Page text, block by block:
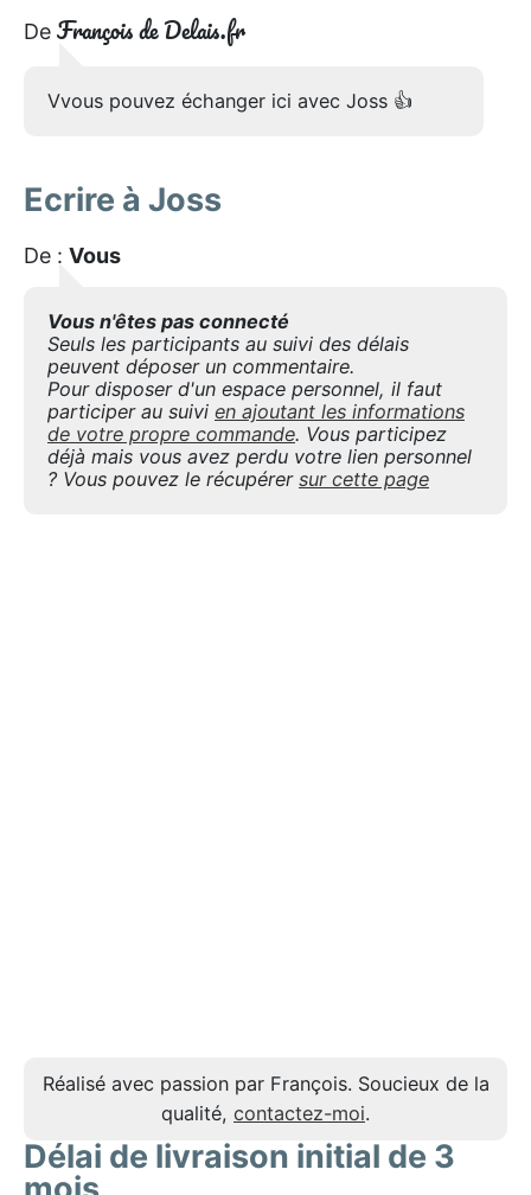
De François de Delais.fr
Vvous pouvez échanger ici avec Joss 👍
Ecrire à Joss
De : Vous
Vous n'êtes pas connecté
Seuls les participants au suivi des délais
peuvent déposer un commentaire.
Pour disposer d'un espace personnel, il faut
participer au suivi en ajoutant les informations
de votre propre commande. Vous participez
déjà mais vous avez perdu votre lien personnel
? Vous pouvez le récupérer sur cette page
Réalisé avec passion par François. Soucieux de la
qualité, contactez-moi.
Délai de livraison initial de 3